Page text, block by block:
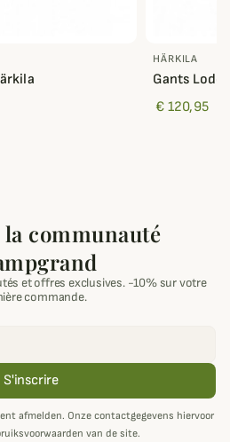
HÄRKILA
Gants
€ 120,95
la communauté
et offres exclusives. -10% sur votre
commande.
S'inscrire
afmelden. Onze contactgegevens hiervoor
van de site.